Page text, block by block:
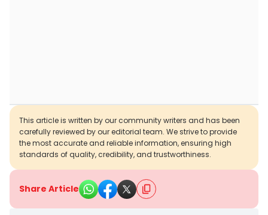
This article is written by our community writers and has been
carefully reviewed by our editorial team. We strive to provide
the most accurate and reliable information, ensuring high
standards of quality, credibility, and trustworthiness.
Share Article